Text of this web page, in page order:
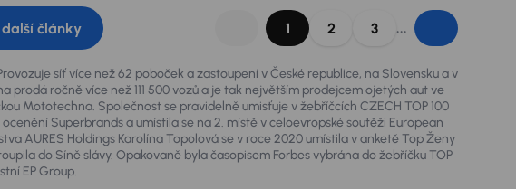
ženy
na 21. místě ze
Jde o její
výsledek v tomto
se opakovaně
let. Ocenění přichází
spojeném s
a rekordními
Je proto dobré pro zákazníky
„roztřídit“ zkušenosti odborníků a
zopakovat, na co si dát pozor při
dovozech aut.
články 1 2 3 ...
síť více než 62 poboček a zastoupení v České republice, na Slovensku a v
prodá ročně více než 111 500 vozů a je tak největším prodejcem ojetých aut ve
Mototechna. Společnost se pravidelně umisťuje v žebříčcích CZECH TOP 100
Superbrands a umístila se na 2. místě v celoevropské soutěži European
AURES Holdings Karolína Topolová se v roce 2020 umístila v anketě Top Ženy
do Síně slávy. Opakovaně byla časopisem Forbes vybrána do žebříčku TOP
EP Group.